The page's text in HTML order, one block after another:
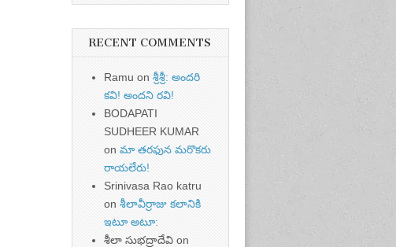
RECENT COMMENTS
Ramu on శ్రీశ్రీ: అందరి
కవి! అందని రవి!
BODAPATI
SUDHEER KUMAR
on మా తరఫున మరొకరు
రాయలేరు!
Srinivasa Rao katru
on శీలావీర్రాజు కలానికి
ఇటూ అటూ:
శీలా సుభద్రాదేవి on